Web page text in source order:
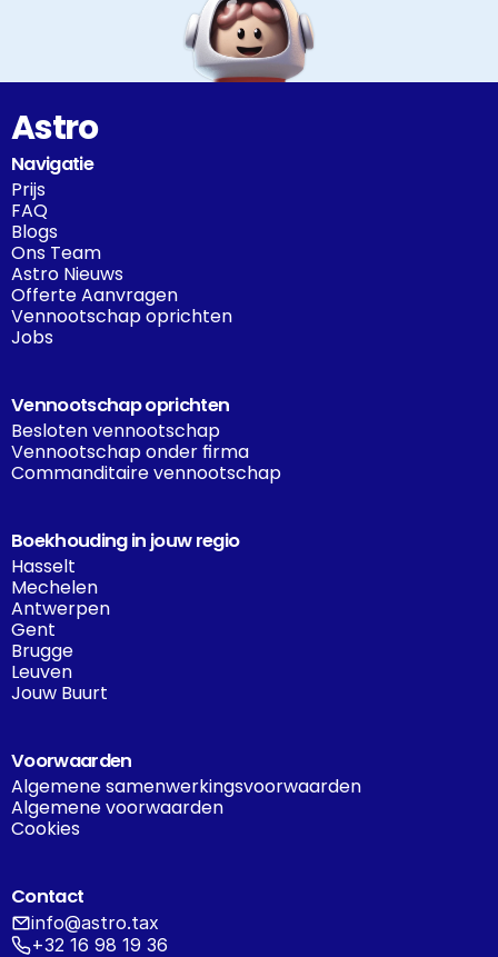
Astro
Navigatie
Prijs
FAQ
Blogs
Ons Team
Astro Nieuws
Offerte Aanvragen
Vennootschap oprichten
Jobs
Vennootschap oprichten
Besloten vennootschap
Vennootschap onder firma
Commanditaire vennootschap
Boekhouding in jouw regio
Hasselt
Mechelen
Antwerpen
Gent
Brugge
Leuven
Jouw Buurt
Voorwaarden
Algemene samenwerkingsvoorwaarden
Algemene voorwaarden
Cookies
Contact
info@astro.tax
+32 16 98 19 36